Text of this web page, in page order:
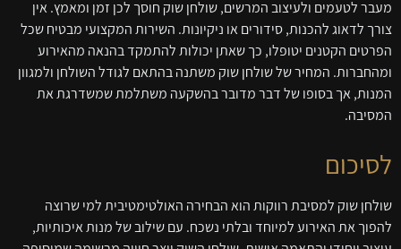
מעבר לטעמים ולעיצוב המרשים, שולחן שוק חוסך לכן זמן ומאמץ. אין
צורך לדאוג להכנות, סידורים או ניקיונות. השירות המקצועי מבטיח שכל
הפרטים הקטנים יטופלו, כך שאתן יכולות להתמקד בהנאה מהאירוע
ומהחברות. המחיר של שולחן שוק משתנה בהתאם לגודל השולחן ולמגוון
המנות, אך בסופו של דבר מדובר בהשקעה משתלמת שמשדרגת את
המסיבה.
לסיכום
שולחן שוק למסיבת רווקות הוא הבחירה האולטימטיבית למי שרוצה
להפוך את האירוע למיוחד ובלתי נשכח. עם שילוב של מנות איכותיות,